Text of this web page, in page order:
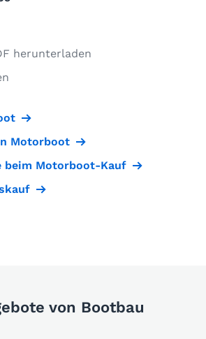
herunterladen
Motorboot
beim Motorboot-Kauf
von Bootbau